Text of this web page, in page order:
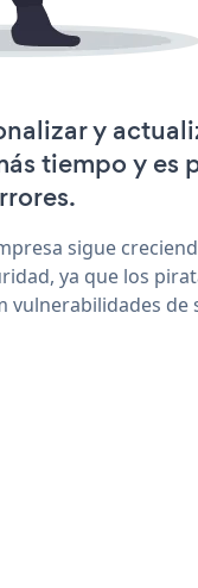
y
tiempo y es
sigue
ya que los
vulnerabilidades de